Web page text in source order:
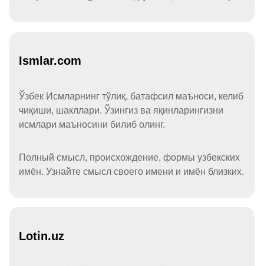
Ismlar.com
Ўзбек Исмларнинг тўлиқ, батафсил маъноси, келиб
чиқиши, шакллари. Ўзингиз ва яқинларингизни
исмлари маъносини билиб олинг.
Полный смысл, происхождение, формы узбекских
имён. Узнайте смысл своего имени и имён близких.
Lotin.uz